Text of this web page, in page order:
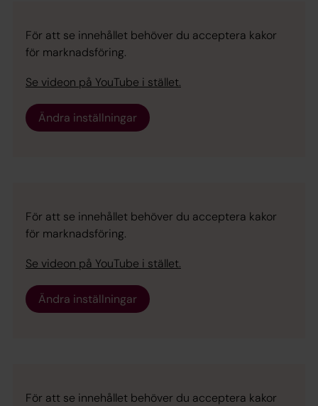
För att se innehållet behöver du acceptera kakor
för marknadsföring.
Se videon på YouTube i stället.
Ändra inställningar
För att se innehållet behöver du acceptera kakor
för marknadsföring.
Se videon på YouTube i stället.
Ändra inställningar
För att se innehållet behöver du acceptera kakor